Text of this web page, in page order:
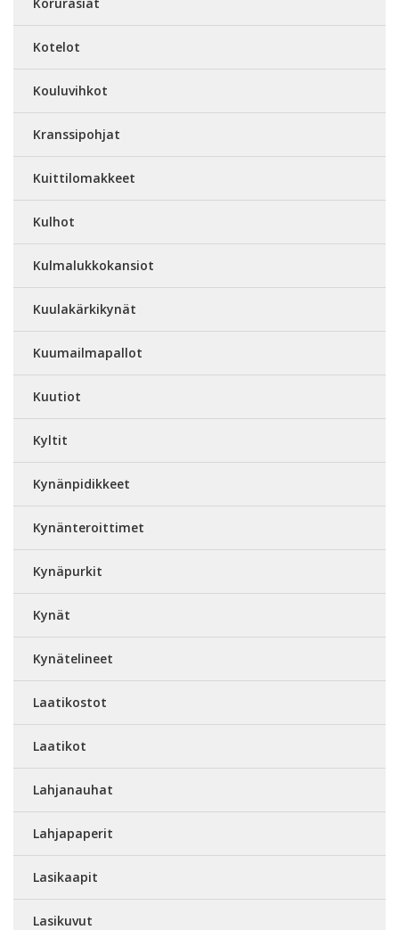
Kotelot
Kouluvihkot
Kranssipohjat
Kuittilomakkeet
Kulhot
Kulmalukkokansiot
Kuulakärkikynät
Kuumailmapallot
Kuutiot
Kyltit
Kynänpidikkeet
Kynänteroittimet
Kynäpurkit
Kynät
Kynätelineet
Laatikostot
Laatikot
Lahjanauhat
Lahjapaperit
Lasikaapit
Lasikuvut